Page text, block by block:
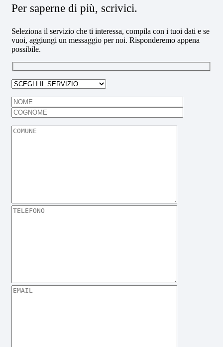
Per saperne di più, scrivici.
Seleziona il servizio che ti interessa, compila con i tuoi dati e se
vuoi, aggiungi un messaggio per noi. Risponderemo appena
possibile.